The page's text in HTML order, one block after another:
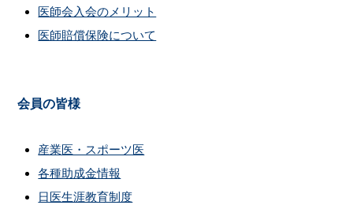
医師会入会のメリット
医師賠償保険について
会員の皆様
産業医・スポーツ医
各種助成金情報
日医生涯教育制度